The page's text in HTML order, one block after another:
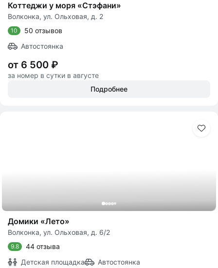
Коттеджи у моря «Стэфани»
Волконка, ул. Ольховая, д. 2
10
50 отзывов
Автостоянка
от 6 500 ₽
за номер в сутки в августе
Подробнее
Домики «Лето»
Волконка, ул. Ольховая, д. 6/2
9.8
44 отзыва
Детская площадка
Автостоянка